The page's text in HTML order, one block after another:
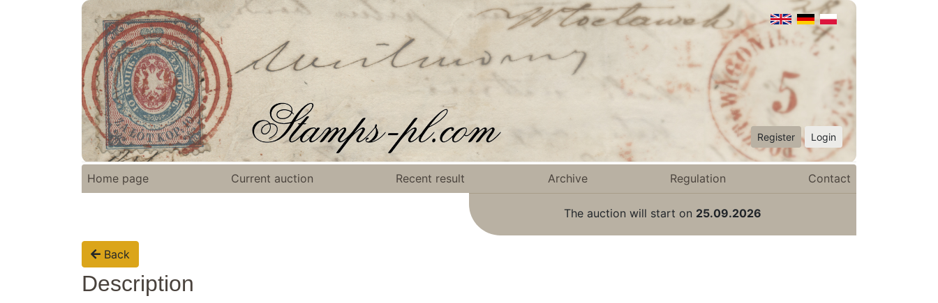
Register Login
Home page Current auction Recent result Archive Regulation Contact
The auction will start on 25.09.2026
Back
Description